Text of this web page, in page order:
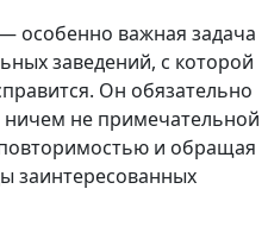
особенно важная задача
заведений, с которой
Он обязательно
не примечательной
и обращая
заинтересованных